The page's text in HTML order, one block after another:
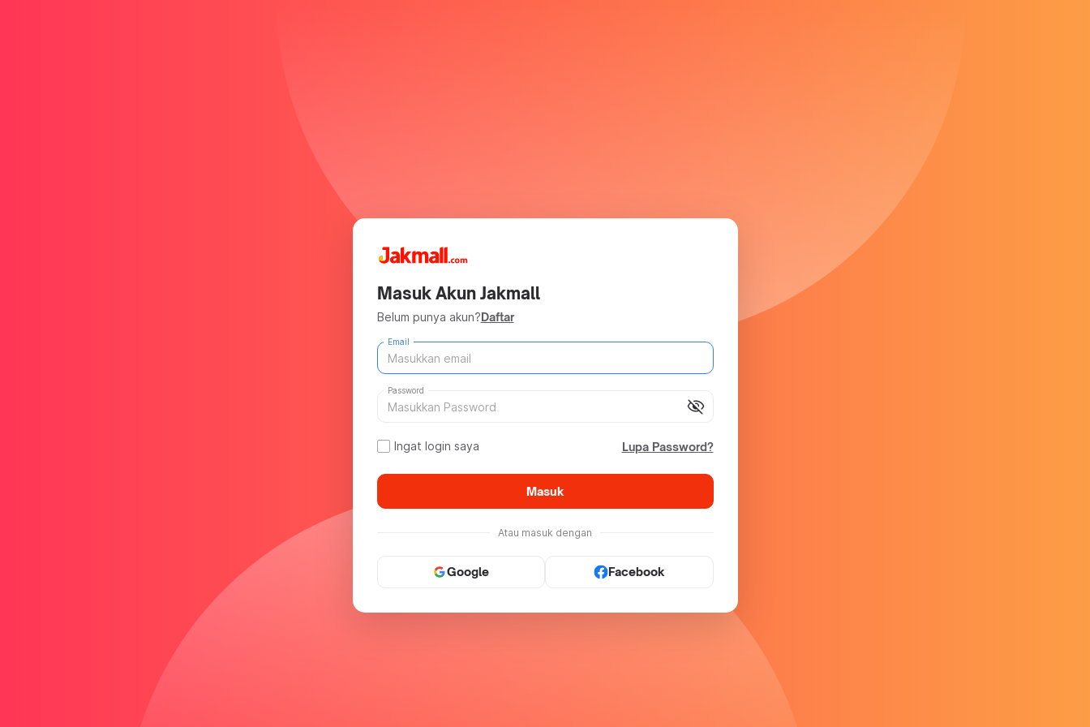
Masuk Akun Jakmall
Belum punya akun?Daftar
Email
visibility_off
Password
Ingat login saya Lupa Password?
Masuk
Atau masuk dengan
Google Facebook